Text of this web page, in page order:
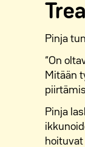
Pinja
“On
Mitään
Pinja